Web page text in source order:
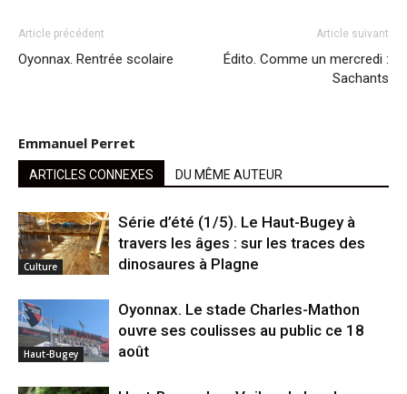
Article précédent
Oyonnax. Rentrée scolaire
Article suivant
Édito. Comme un mercredi :
Sachants
Emmanuel Perret
ARTICLES CONNEXES DU MÊME AUTEUR
Culture
Série d’été (1/5). Le Haut-Bugey à
travers les âges : sur les traces des
dinosaures à Plagne
Haut-Bugey
Oyonnax. Le stade Charles-Mathon
ouvre ses coulisses au public ce 18
août